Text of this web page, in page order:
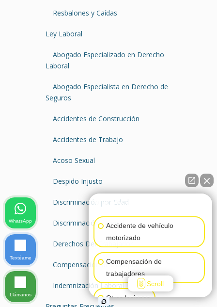
Resbalones y Caídas
Ley Laboral
Abogado Especializado en Derecho
Laboral
Abogado Especialista en Derecho de
Seguros
Accidentes de Construcción
Accidentes de Trabajo
Acoso Sexual
Despido Injusto
Discriminación por Edad
Discriminación Laboral
Derechos Del Trabajador
Compensación al Trabajador
Indemnización Laboral
👋🏼¿Cómo puedo ayudarte?
Accidente de vehículo
motorizado
Compensación de
trabajadores
Otras lesiones
Scroll
WhatsApp
Textéame
Llámanos